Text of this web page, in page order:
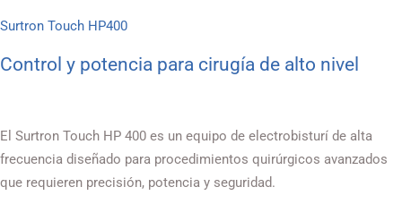
Surtron Touch HP400
Control y potencia para cirugía de alto nivel
El Surtron Touch HP 400 es un equipo de electrobisturí de alta
frecuencia diseñado para procedimientos quirúrgicos avanzados
que requieren precisión, potencia y seguridad.